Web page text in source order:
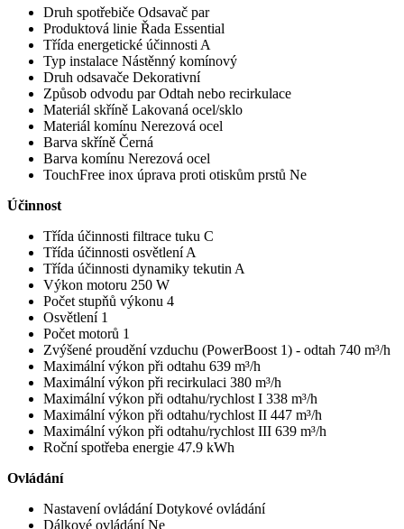
Druh spotřebiče Odsavač par
Produktová linie Řada Essential
Třída energetické účinnosti A
Typ instalace Nástěnný komínový
Druh odsavače Dekorativní
Způsob odvodu par Odtah nebo recirkulace
Materiál skříně Lakovaná ocel/sklo
Materiál komínu Nerezová ocel
Barva skříně Černá
Barva komínu Nerezová ocel
TouchFree inox úprava proti otiskům prstů Ne
Účinnost
Třída účinnosti filtrace tuku C
Třída účinnosti osvětlení A
Třída účinnosti dynamiky tekutin A
Výkon motoru 250 W
Počet stupňů výkonu 4
Osvětlení 1
Počet motorů 1
Zvýšené proudění vzduchu (PowerBoost 1) - odtah 740 m³/h
Maximální výkon při odtahu 639 m³/h
Maximální výkon při recirkulaci 380 m³/h
Maximální výkon při odtahu/rychlost I 338 m³/h
Maximální výkon při odtahu/rychlost II 447 m³/h
Maximální výkon při odtahu/rychlost III 639 m³/h
Roční spotřeba energie 47.9 kWh
Ovládání
Nastavení ovládání Dotykové ovládání
Dálkové ovládání Ne